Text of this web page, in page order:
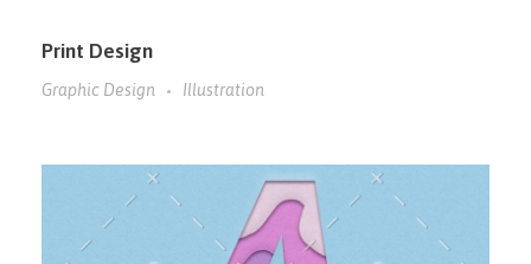
Print Design
Graphic Design Illustration